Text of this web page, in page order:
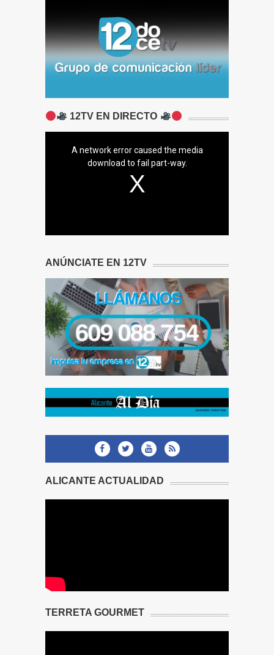
12TV EN DIRECTO
A network error caused the media
download to fail part-way.
ANÚNCIATE EN 12TV
ALICANTE ACTUALIDAD
TERRETA GOURMET